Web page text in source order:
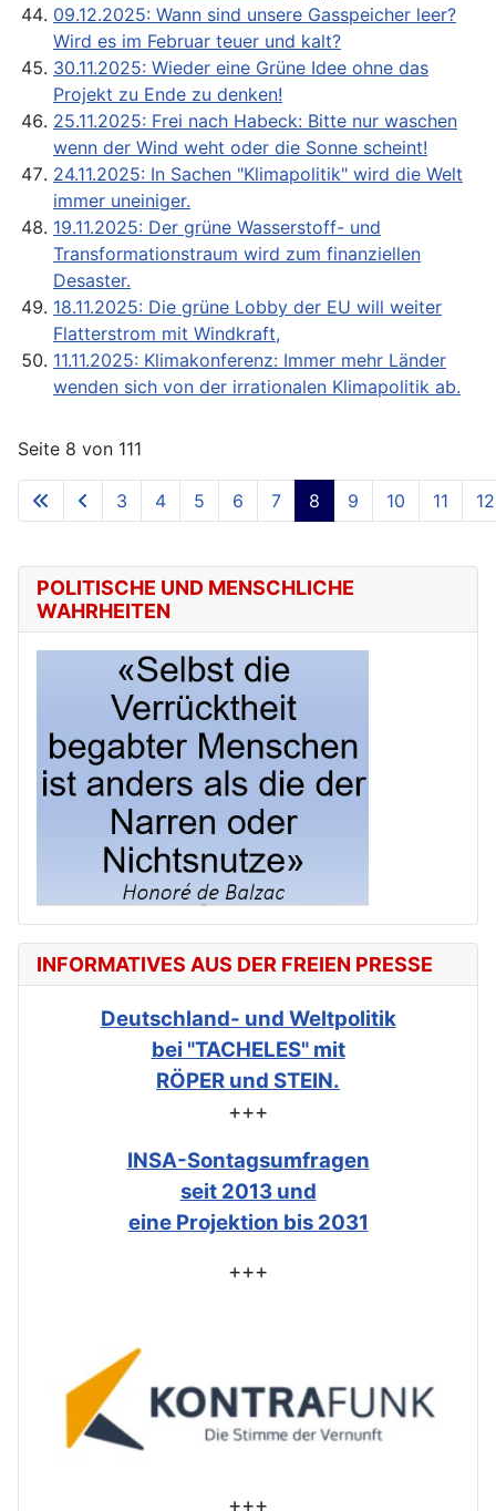
09.12.2025: Wann sind unsere Gasspeicher leer?
Wird es im Februar teuer und kalt?
30.11.2025: Wieder eine Grüne Idee ohne das
Projekt zu Ende zu denken!
25.11.2025: Frei nach Habeck: Bitte nur waschen
wenn der Wind weht oder die Sonne scheint!
24.11.2025: In Sachen "Klimapolitik" wird die Welt
immer uneiniger.
19.11.2025: Der grüne Wasserstoff- und
Transformationstraum wird zum finanziellen
Desaster.
18.11.2025: Die grüne Lobby der EU will weiter
Flatterstrom mit Windkraft,
11.11.2025: Klimakonferenz: Immer mehr Länder
wenden sich von der irrationalen Klimapolitik ab.
Seite 8 von 111
3 4 5 6 7 8 9 10 11 12
POLITISCHE UND MENSCHLICHE
WAHRHEITEN
INFORMATIVES AUS DER FREIEN PRESSE
Deutschland- und Weltpolitik
bei "TACHELES" mit
RÖPER und STEIN.
+++
INSA-Sontagsumfragen
seit 2013 und
eine Projektion bis 2031
+++
+++